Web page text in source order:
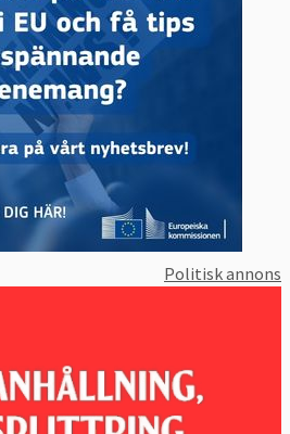
Politisk annons